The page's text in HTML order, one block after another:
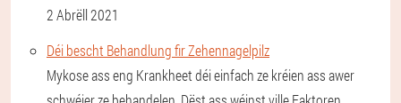
2 Abrëll 2021
Déi bescht Behandlung fir Zehennagelpilz
Mykose ass eng Krankheet déi einfach ze kréien ass awer